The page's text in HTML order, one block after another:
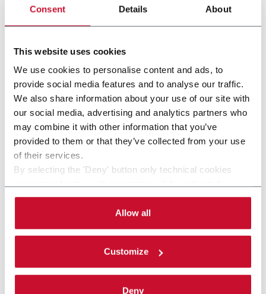
Consent Details About
This website uses cookies
We use cookies to personalise content and ads, to
provide social media features and to analyse our traffic.
We also share information about your use of our site with
our social media, advertising and analytics partners who
may combine it with other information that you’ve
provided to them or that they’ve collected from your use
of their services.
By selecting the 'Deny' button only technical cookies
By selecting the 'Customize' button you can choose the
single categories of cookies to be activated. Read the
completecookie policy.
Allow all
Customize
Deny
En savoir plus
Robot de distribution flexible (100 ppm)